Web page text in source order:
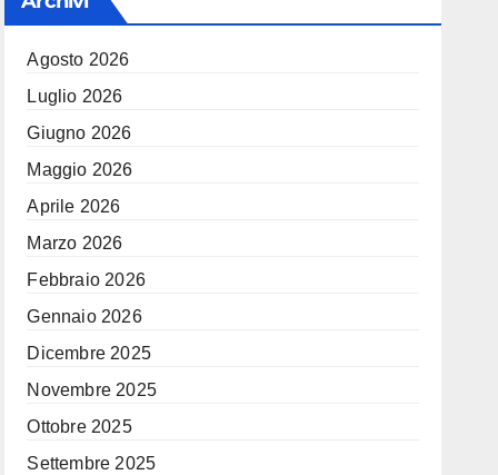
Agosto 2026
Luglio 2026
Giugno 2026
Maggio 2026
Aprile 2026
Marzo 2026
Febbraio 2026
Gennaio 2026
Dicembre 2025
Novembre 2025
Ottobre 2025
Settembre 2025